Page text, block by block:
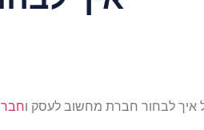
איך לבחור חברת מחשוב לעסק ו